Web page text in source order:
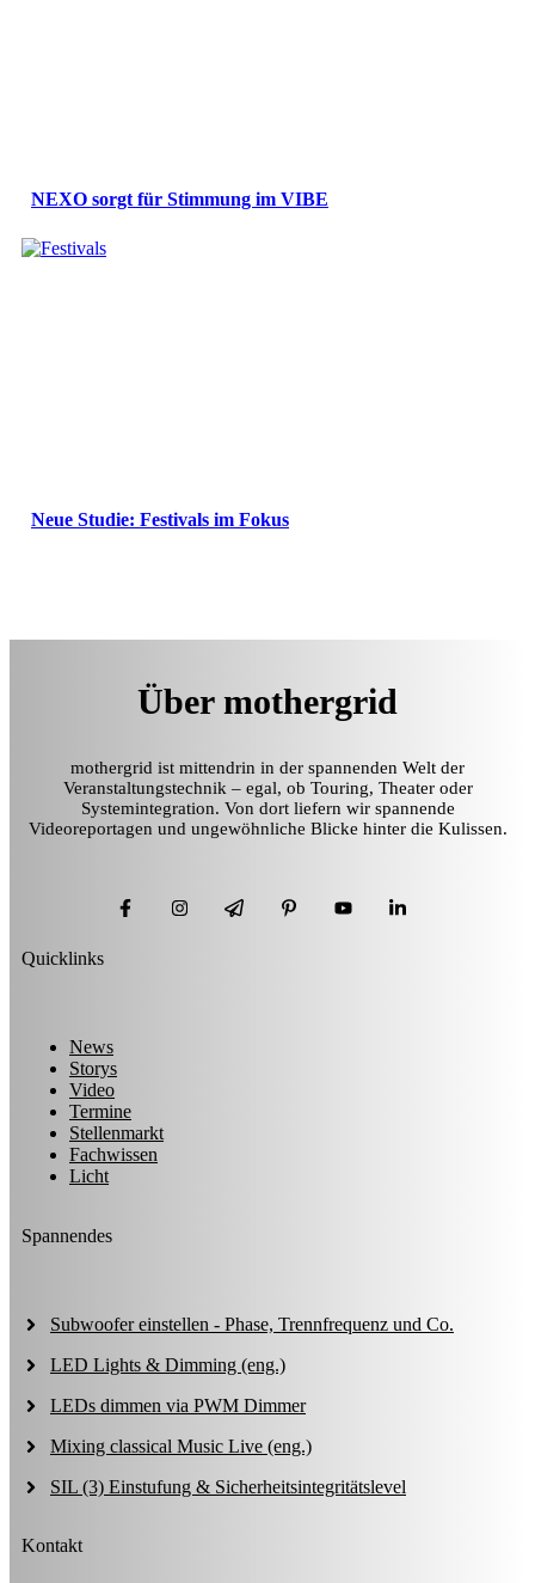
NEXO sorgt für Stimmung im VIBE
Neue Studie: Festivals im Fokus
Über mothergrid
mothergrid ist mittendrin in der spannenden Welt der
Veranstaltungstechnik – egal, ob Touring, Theater oder
Systemintegration. Von dort liefern wir spannende
Videoreportagen und ungewöhnliche Blicke hinter die Kulissen.
Quicklinks
News
Storys
Video
Termine
Stellenmarkt
Fachwissen
Licht
Spannendes
Subwoofer einstellen - Phase, Trennfrequenz und Co.
LED Lights & Dimming (eng.)
LEDs dimmen via PWM Dimmer
Mixing classical Music Live (eng.)
SIL (3) Einstufung & Sicherheitsintegritätslevel
Kontakt